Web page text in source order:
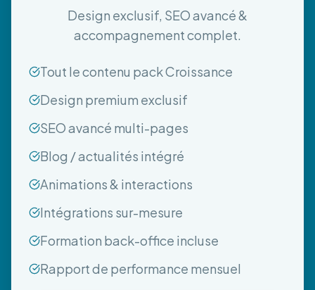
Design exclusif, SEO avancé &
accompagnement complet.
Tout le contenu pack Croissance
Design premium exclusif
SEO avancé multi-pages
Blog / actualités intégré
Animations & interactions
Intégrations sur-mesure
Formation back-office incluse
Rapport de performance mensuel